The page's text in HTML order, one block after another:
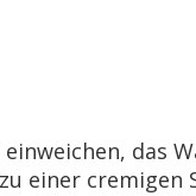
das
einer cremigen